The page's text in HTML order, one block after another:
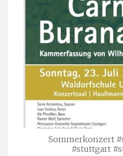
Sommerkonzert
#stuttgart